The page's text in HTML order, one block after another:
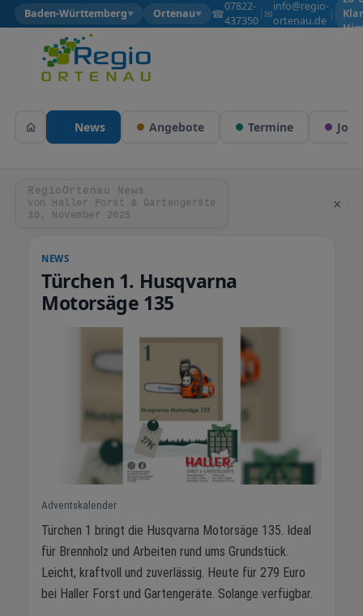
Baden-Württemberg▼ Ortenau▼ ☎07822-
437350
| ✉info@regio-
ortenau.de
|
News Angebote Termine Jobs
RegioOrtenau News
von Haller Forst & Gartengeräte
30. November 2025
×
NEWS
Türchen 1. Husqvarna
Motorsäge 135
Adventskalender
Türchen 1 bringt die Husqvarna Motorsäge 135. Ideal
für Brennholz und Arbeiten rund ums Grundstück.
Leicht, kraftvoll und zuverlässig. Heute für 279 Euro
bei Haller Forst und Gartengeräte. Solange verfügbar.